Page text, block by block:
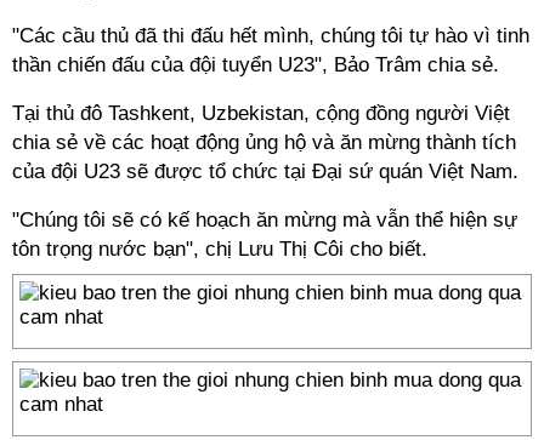
"Các cầu thủ đã thi đấu hết mình, chúng tôi tự hào vì tinh
thần chiến đấu của đội tuyển U23", Bảo Trâm chia sẻ.
Tại thủ đô Tashkent, Uzbekistan, cộng đồng người Việt
chia sẻ về các hoạt động ủng hộ và ăn mừng thành tích
của đội U23 sẽ được tổ chức tại Đại sứ quán Việt Nam.
"Chúng tôi sẽ có kế hoạch ăn mừng mà vẫn thể hiện sự
tôn trọng nước bạn", chị Lưu Thị Côi cho biết.